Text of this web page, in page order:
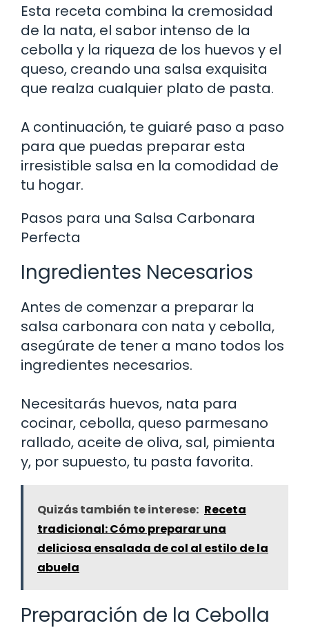
Esta receta combina la cremosidad
de la nata, el sabor intenso de la
cebolla y la riqueza de los huevos y el
queso, creando una salsa exquisita
que realza cualquier plato de pasta.
A continuación, te guiaré paso a paso
para que puedas preparar esta
irresistible salsa en la comodidad de
tu hogar.
Pasos para una Salsa Carbonara
Perfecta
Ingredientes Necesarios
Antes de comenzar a preparar la
salsa carbonara con nata y cebolla,
asegúrate de tener a mano todos los
ingredientes necesarios.
Necesitarás huevos, nata para
cocinar, cebolla, queso parmesano
rallado, aceite de oliva, sal, pimienta
y, por supuesto, tu pasta favorita.
Quizás también te interese: Receta
tradicional: Cómo preparar una
deliciosa ensalada de col al estilo de la
abuela
Preparación de la Cebolla